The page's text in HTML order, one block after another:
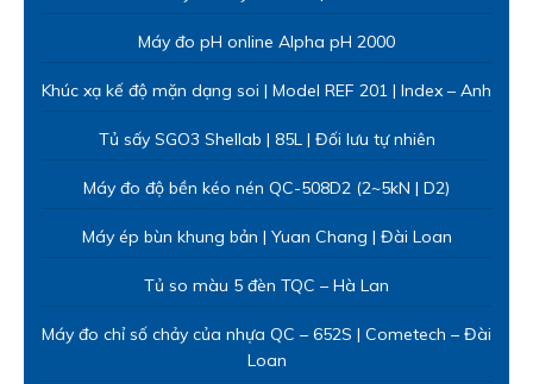
Máy đo pH online Alpha pH 2000
Khúc xạ kế độ mặn dạng soi | Model REF 201 | Index – Anh
Tủ sấy SGO3 Shellab | 85L | Đối lưu tự nhiên
Máy đo độ bền kéo nén QC-508D2 (2~5kN | D2)
Máy ép bùn khung bản | Yuan Chang | Đài Loan
Tủ so màu 5 đèn TQC – Hà Lan
Máy đo chỉ số chảy của nhựa QC – 652S | Cometech – Đài
Loan